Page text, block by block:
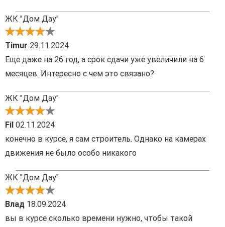
ЖК "Дом Дау"
Timur 29.11.2024
Еще даже на 26 год, а срок сдачи уже увеличили на 6
месяцев. Интересно с чем это связано?
ЖК "Дом Дау"
Fil 02.11.2024
конечно в курсе, я сам строитель. Однако на камерах
движения не было особо никакого
ЖК "Дом Дау"
Влад 18.09.2024
вы в курсе сколько времени нужно, чтобы такой